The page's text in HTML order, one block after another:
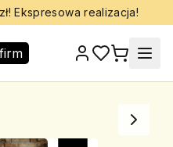
Ekspresowa realizacja!